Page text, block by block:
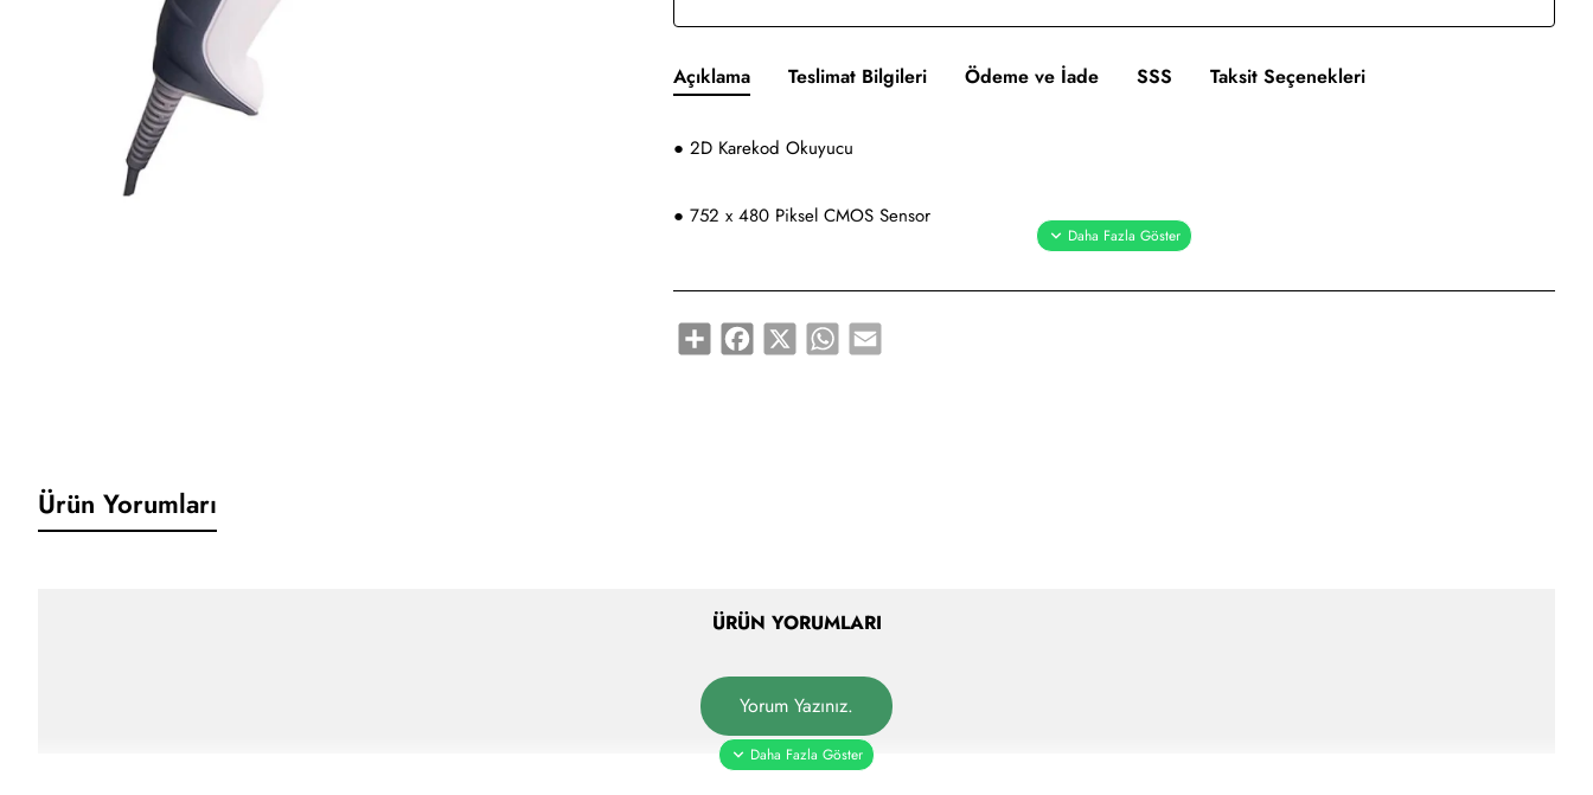
Açıklama Teslimat Bilgileri Ödeme ve İade SSS Taksit Seçenekleri
● 2D Karekod Okuyucu
● 752 x 480 Piksel CMOS Sensor
● 35 ~ 235 mm okuma mesafesi
Share Facebook
X WhatsApp
Email
Ürün Yorumları
ÜRÜN YORUMLARI
Yorum Yazınız.